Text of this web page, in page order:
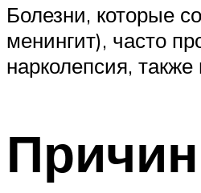
Болезни, которые
менингит), часто
нарколепсия,